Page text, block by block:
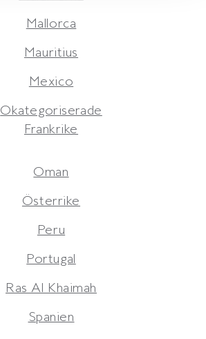
Mallorca
Mauritius
Mexico
Okategoriserade
Frankrike
Oman
Österrike
Peru
Portugal
Ras Al Khaimah
Spanien